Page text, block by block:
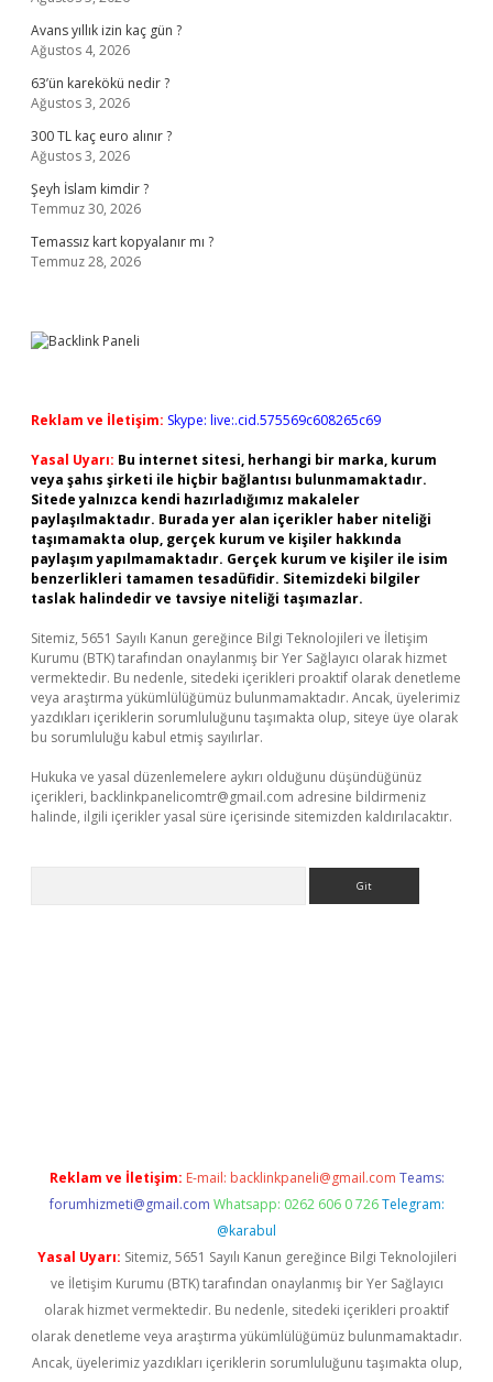
Avans yıllık izin kaç gün ?
Ağustos 4, 2026
63’ün karekökü nedir ?
Ağustos 3, 2026
300 TL kaç euro alınır ?
Ağustos 3, 2026
Şeyh İslam kimdir ?
Temmuz 30, 2026
Temassız kart kopyalanır mı ?
Temmuz 28, 2026
Reklam ve İletişim: Skype: live:.cid.575569c608265c69
Yasal Uyarı: Bu internet sitesi, herhangi bir marka, kurum
veya şahıs şirketi ile hiçbir bağlantısı bulunmamaktadır.
Sitede yalnızca kendi hazırladığımız makaleler
paylaşılmaktadır. Burada yer alan içerikler haber niteliği
taşımamakta olup, gerçek kurum ve kişiler hakkında
paylaşım yapılmamaktadır. Gerçek kurum ve kişiler ile isim
benzerlikleri tamamen tesadüfidir. Sitemizdeki bilgiler
taslak halindedir ve tavsiye niteliği taşımazlar.
Sitemiz, 5651 Sayılı Kanun gereğince Bilgi Teknolojileri ve İletişim
Kurumu (BTK) tarafından onaylanmış bir Yer Sağlayıcı olarak hizmet
vermektedir. Bu nedenle, sitedeki içerikleri proaktif olarak denetleme
veya araştırma yükümlülüğümüz bulunmamaktadır. Ancak, üyelerimiz
yazdıkları içeriklerin sorumluluğunu taşımakta olup, siteye üye olarak
bu sorumluluğu kabul etmiş sayılırlar.
Hukuka ve yasal düzenlemelere aykırı olduğunu düşündüğünüz
içerikleri, backlinkpanelicomtr@gmail.com adresine bildirmeniz
halinde, ilgili içerikler yasal süre içerisinde sitemizden kaldırılacaktır.
Reklam ve İletişim: E-mail: backlinkpaneli@gmail.com Teams:
forumhizmeti@gmail.com Whatsapp: 0262 606 0 726 Telegram:
@karabul
Yasal Uyarı: Sitemiz, 5651 Sayılı Kanun gereğince Bilgi Teknolojileri
ve İletişim Kurumu (BTK) tarafından onaylanmış bir Yer Sağlayıcı
olarak hizmet vermektedir. Bu nedenle, sitedeki içerikleri proaktif
olarak denetleme veya araştırma yükümlülüğümüz bulunmamaktadır.
Ancak, üyelerimiz yazdıkları içeriklerin sorumluluğunu taşımakta olup,